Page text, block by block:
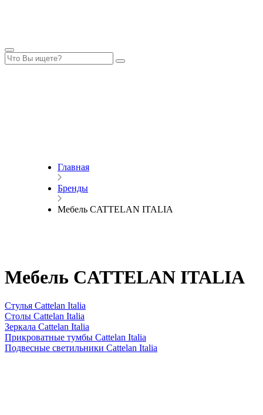
Главная
Бренды
Мебель CATTELAN ITALIA
Мебель CATTELAN ITALIA
Стулья Cattelan Italia
Столы Cattelan Italia
Зеркала Cattelan Italia
Прикроватные тумбы Cattelan Italia
Подвесные светильники Cattelan Italia